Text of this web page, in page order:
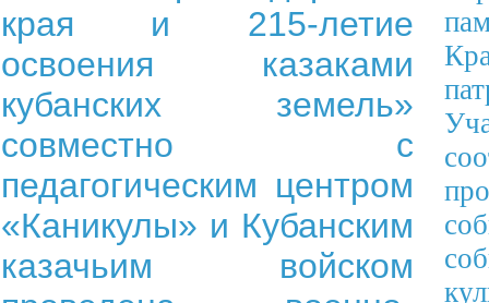
края и 215-летие
освоения казаками
кубанских земель»
совместно с
педагогическим центром
«Каникулы» и Кубанским
казачьим войском